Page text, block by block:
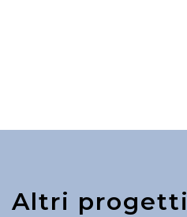
Altri progetti